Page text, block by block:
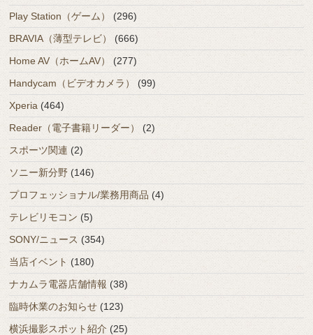
Play Station（ゲーム）
(296)
BRAVIA（薄型テレビ）
(666)
Home AV（ホームAV）
(277)
Handycam（ビデオカメラ）
(99)
Xperia (464)
Reader（電子書籍リーダー）
(2)
スポーツ関連 (2)
ソニー新分野 (146)
プロフェッショナル/業務用商品 (4)
テレビリモコン (5)
SONY/ニュース (354)
当店イベント (180)
ナカムラ電器店舗情報 (38)
臨時休業のお知らせ (123)
横浜撮影スポット紹介 (25)